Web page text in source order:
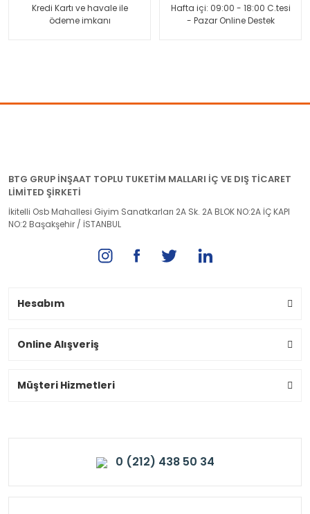
Kredi Kartı ve havale ile
ödeme imkanı
Hafta içi: 09:00 - 18:00 C.tesi
- Pazar Online Destek
BTG GRUP İNŞAAT TOPLU TUKETİM MALLARI İÇ VE DIŞ TİCARET
LİMİTED ŞİRKETİ
İkitelli Osb Mahallesi Giyim Sanatkarları 2A Sk. 2A BLOK NO:2A İÇ KAPI
NO:2 Başakşehir / İSTANBUL
Hesabım
Online Alışveriş
Müşteri Hizmetleri
0 (212) 438 50 34